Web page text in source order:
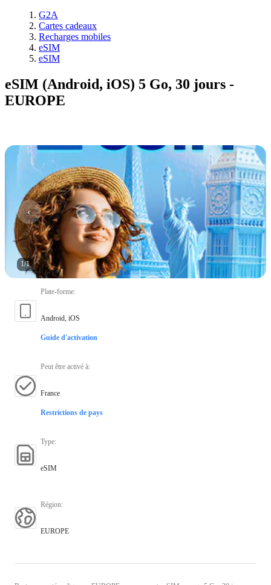
G2A
Cartes cadeaux
Recharges mobiles
eSIM
eSIM
eSIM (Android, iOS) 5 Go, 30 jours -
EUROPE
1/1
Plate-forme:
Android, iOS
Guide d'activation
Peut être activé à:
France
Restrictions de pays
Type:
eSIM
Région:
EUROPE